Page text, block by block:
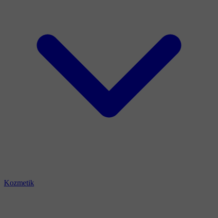
Kozmetik